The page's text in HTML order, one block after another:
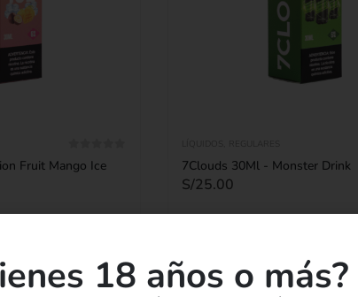
Fruit Mango Ice
OPCIONES
7Clouds 30Ml - Monster Drink
S/25.00
SELECCIONAR
18 años o más?